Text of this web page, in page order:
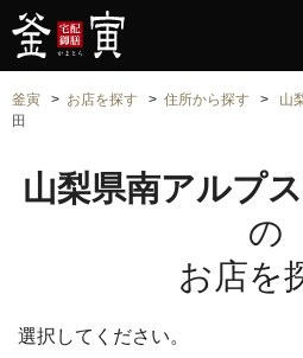
釜寅 お店を探す 住所から探す 山
田
山梨県南アルプ
の
お店を
選択してください。